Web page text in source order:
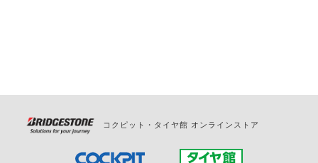
コクピット・タイヤ館 オンラインストア